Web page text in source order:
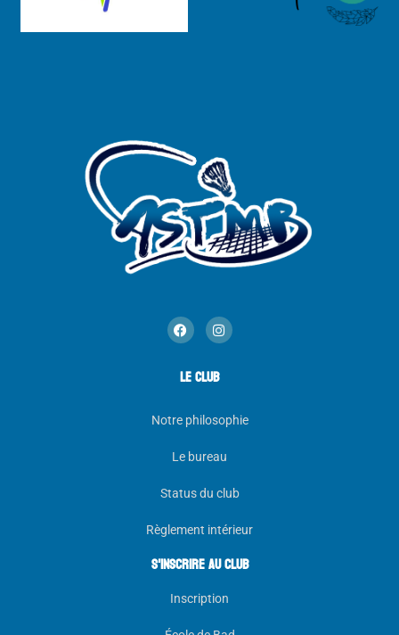
LE CLUB
Notre philosophie
Le bureau
Status du club
Règlement intérieur
s'inscrire au club
Inscription